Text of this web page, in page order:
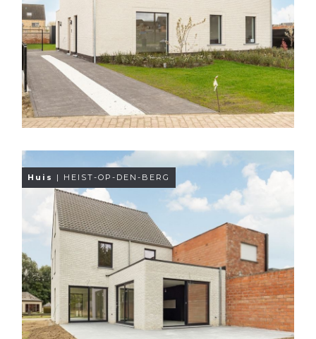
Huis | HEIST-OP-DEN-BERG